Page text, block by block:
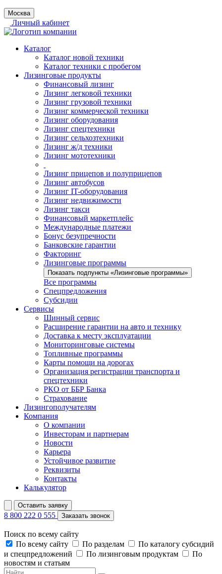
Москва
Личный кабинет
Каталог
Каталог новой техники
Каталог техники с пробегом
Лизинговые продукты
Финансовый лизинг
Лизинг легковой техники
Лизинг грузовой техники
Лизинг коммерческой техники
Лизинг оборудования
Лизинг спецтехники
Лизинг сельхозтехники
Лизинг ж/д техники
Лизинг мототехники
Лизинг прицепов и полуприцепов
Лизинг автобусов
Лизинг IT-оборудования
Лизинг недвижимости
Лизинг такси
Финансовый маркетплейс
Международные платежи
Бонус безупречности
Банковские гарантии
Факторинг
Лизинговые программы
Показать подпункты «Лизинговые программы»
Все программы
Спецпредложения
Субсидии
Сервисы
Шинный сервис
Расширение гарантии на авто и технику
Доставка к месту эксплуатации
Мониторинговые системы
Топливные программы
Карты помощи на дорогах
Организация регистрации транспорта и
спецтехники
РКО от ББР Банка
Страхование
Лизингополучателям
Компания
О компании
Инвесторам и партнерам
Новости
Карьера
Устойчивое развитие
Реквизиты
Контакты
Калькулятор
Оставить заявку
8 800 222 0 555 Заказать звонок
Поиск по всему сайту
По всему сайту
По разделам
По каталогу субсидий
и спецпредложений
По лизинговым продуктам
По
новостям и статьям